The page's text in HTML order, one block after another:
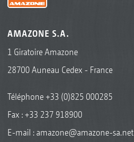
AMAZONE S.A.
1 Giratoire Amazone
28700 Auneau Cedex - France
Téléphone+33 (0)825 000285
Fax : +33 237 918900
E-mail : amazone@amazone-sa.net